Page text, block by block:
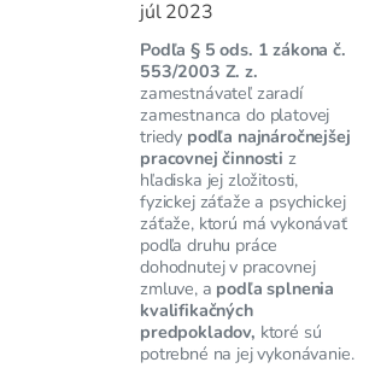
júl 2023
Podľa § 5 ods. 1 zákona č.
553/2003 Z. z.
zamestnávateľ zaradí
zamestnanca do platovej
triedy podľa najnáročnejšej
pracovnej činnosti z
hľadiska jej zložitosti,
fyzickej záťaže a psychickej
záťaže, ktorú má vykonávať
podľa druhu práce
dohodnutej v pracovnej
zmluve, a podľa splnenia
kvalifikačných
predpokladov, ktoré sú
potrebné na jej vykonávanie.